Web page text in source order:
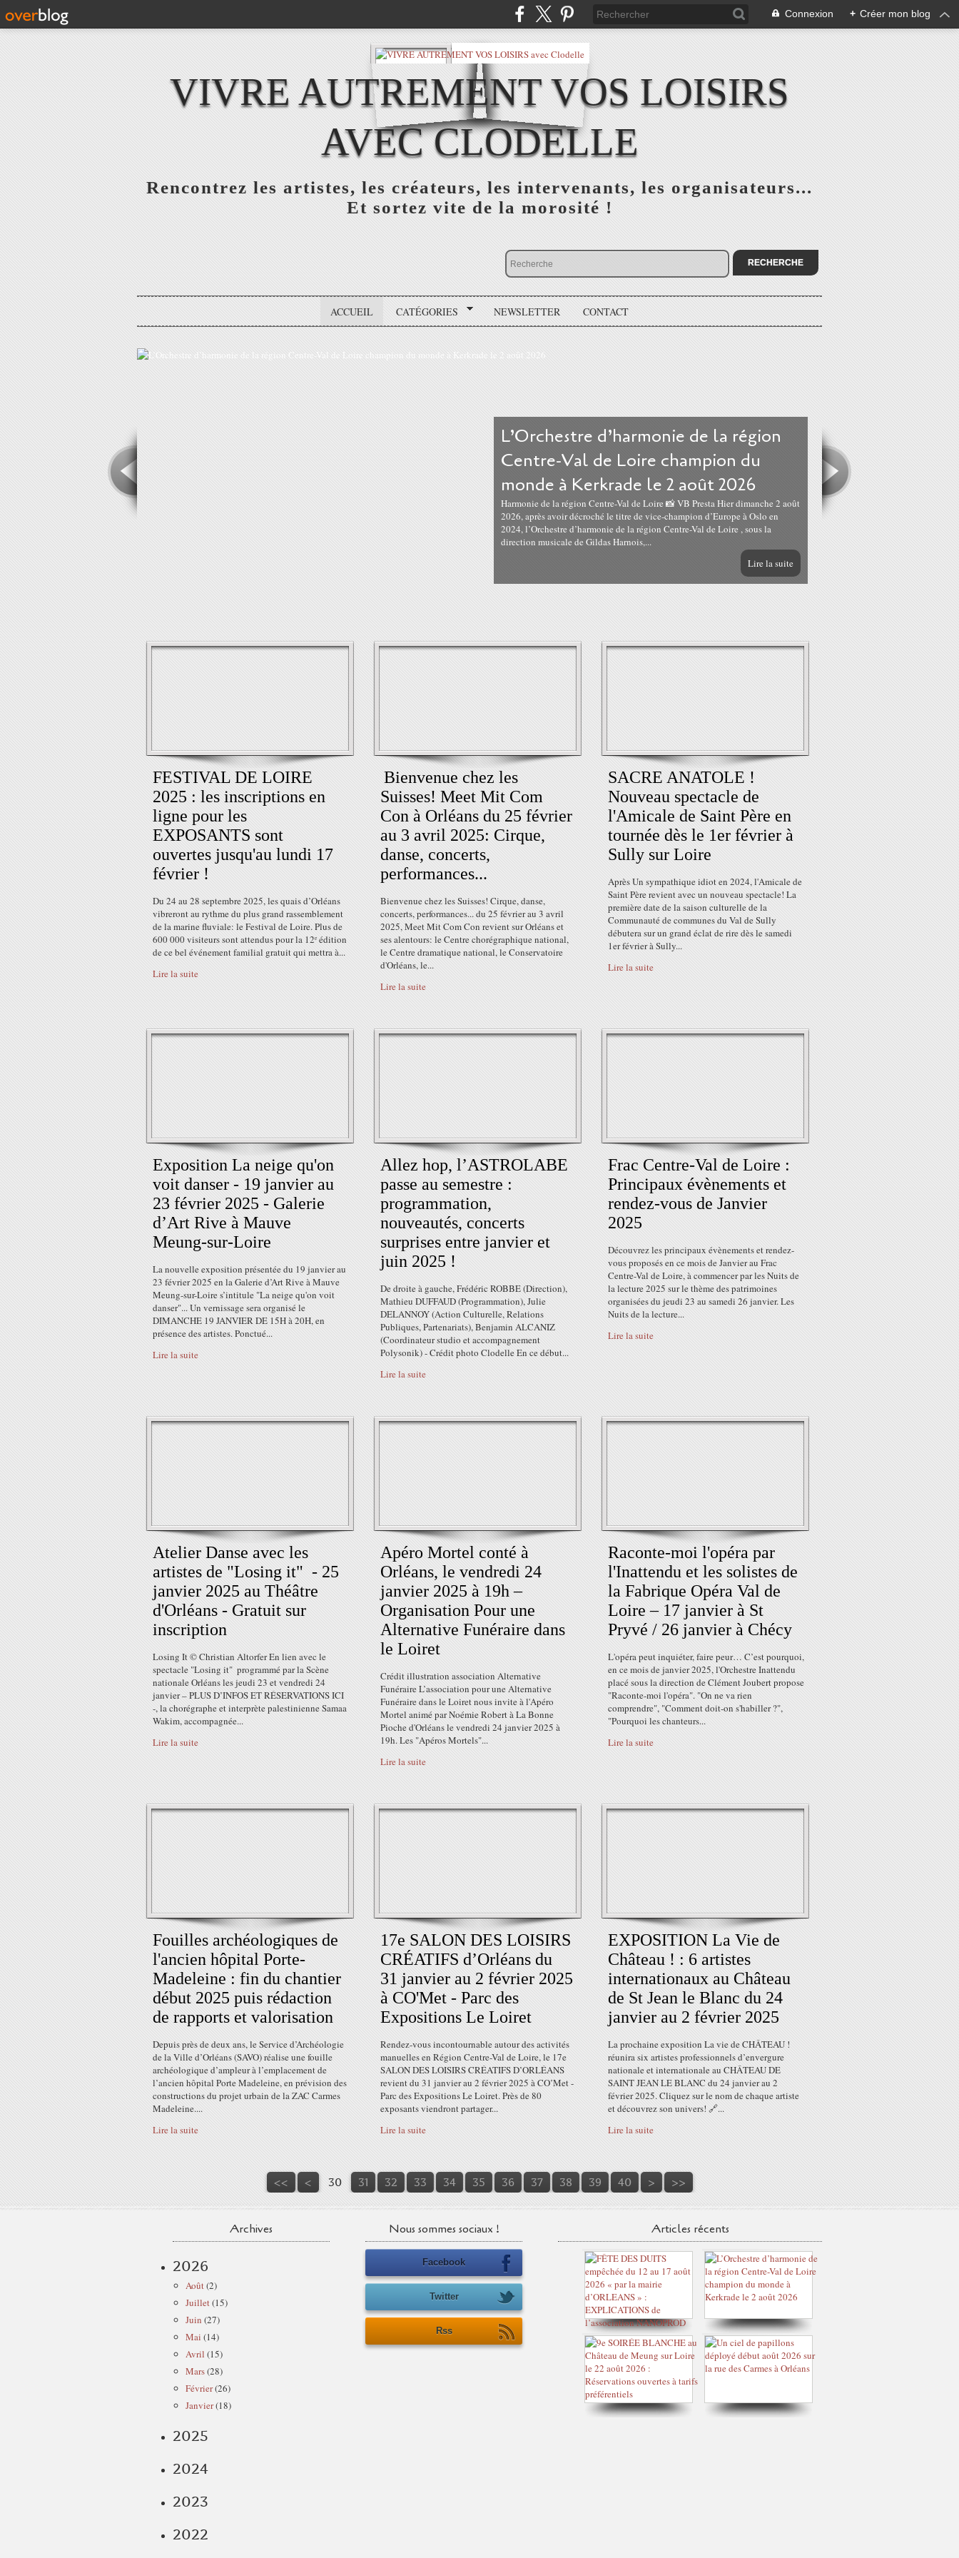
Connexion + Créer mon blog
VIVRE AUTREMENT VOS LOISIRS
AVEC CLODELLE
Rencontrez les artistes, les créateurs, les intervenants, les organisateurs...
Et sortez vite de la morosité !
ACCUEIL CATÉGORIES NEWSLETTER CONTACT
L’Orchestre d’harmonie de la région
Centre-Val de Loire champion du
monde à Kerkrade le 2 août 2026
Harmonie de la région Centre-Val de Loire 📸 VB Presta Hier dimanche 2 août
2026, après avoir décroché le titre de vice-champion d’Europe à Oslo en
2024, l’Orchestre d’harmonie de la région Centre-Val de Loire , sous la
direction musicale de Gildas Harnois,...
Lire la suite
FESTIVAL DE LOIRE
2025 : les inscriptions en
ligne pour les
EXPOSANTS sont
ouvertes jusqu'au lundi 17
février !
Du 24 au 28 septembre 2025, les quais d’Orléans
vibreront au rythme du plus grand rassemblement
de la marine fluviale: le Festival de Loire. Plus de
600 000 visiteurs sont attendus pour la 12ᵉ édition
de ce bel événement familial gratuit qui mettra à...
Lire la suite
Bienvenue chez les
Suisses! Meet Mit Com
Con à Orléans du 25 février
au 3 avril 2025: Cirque,
danse, concerts,
performances...
Bienvenue chez les Suisses! Cirque, danse,
concerts, performances... du 25 février au 3 avril
2025, Meet Mit Com Con revient sur Orléans et
ses alentours: le Centre chorégraphique national,
le Centre dramatique national, le Conservatoire
d'Orléans, le...
Lire la suite
SACRE ANATOLE !
Nouveau spectacle de
l'Amicale de Saint Père en
tournée dès le 1er février à
Sully sur Loire
Après Un sympathique idiot en 2024, l'Amicale de
Saint Père revient avec un nouveau spectacle! La
première date de la saison culturelle de la
Communauté de communes du Val de Sully
débutera sur un grand éclat de rire dès le samedi
1er février à Sully...
Lire la suite
Exposition La neige qu'on
voit danser - 19 janvier au
23 février 2025 - Galerie
d’Art Rive à Mauve
Meung-sur-Loire
La nouvelle exposition présentée du 19 janvier au
23 février 2025 en la Galerie d’Art Rive à Mauve
Meung-sur-Loire s’intitule "La neige qu'on voit
danser"... Un vernissage sera organisé le
DIMANCHE 19 JANVIER DE 15H à 20H, en
présence des artistes. Ponctué...
Lire la suite
Allez hop, l’ASTROLABE
passe au semestre :
programmation,
nouveautés, concerts
surprises entre janvier et
juin 2025 !
De droite à gauche, Frédéric ROBBE (Direction),
Mathieu DUFFAUD (Programmation), Julie
DELANNOY (Action Culturelle, Relations
Publiques, Partenariats), Benjamin ALCANIZ
(Coordinateur studio et accompagnement
Polysonik) - Crédit photo Clodelle En ce début...
Lire la suite
Frac Centre-Val de Loire :
Principaux évènements et
rendez-vous de Janvier
2025
Découvrez les principaux évènements et rendez-
vous proposés en ce mois de Janvier au Frac
Centre-Val de Loire, à commencer par les Nuits de
la lecture 2025 sur le thème des patrimoines
organisées du jeudi 23 au samedi 26 janvier. Les
Nuits de la lecture...
Lire la suite
Atelier Danse avec les
artistes de "Losing it"͏‌ ͏‌ ͏‌- 25
janvier 2025 au Théâtre
d'Orléans - Gratuit sur
inscription
Losing It © Christian Altorfer En lien avec le
spectacle "Losing it" ͏ programmé par la Scène
nationale Orléans les jeudi 23 et vendredi 24
janvier – PLUS D’INFOS ET RÉSERVATIONS ICI
-, la chorégraphe et interprète palestinienne Samaa
Wakim, accompagnée...
Lire la suite
Apéro Mortel conté à
Orléans, le vendredi 24
janvier 2025 à 19h –
Organisation Pour une
Alternative Funéraire dans
le Loiret
Crédit illustration association Alternative
Funéraire L’association pour une Alternative
Funéraire dans le Loiret nous invite à l'Apéro
Mortel animé par Noémie Robert à La Bonne
Pioche d'Orléans le vendredi 24 janvier 2025 à
19h. Les "Apéros Mortels"...
Lire la suite
Raconte-moi l'opéra par
l'Inattendu et les solistes de
la Fabrique Opéra Val de
Loire – 17 janvier à St
Pryvé / 26 janvier à Chécy
L'opéra peut inquiéter, faire peur… C’est pourquoi,
en ce mois de janvier 2025, l'Orchestre Inattendu
placé sous la direction de Clément Joubert propose
"Raconte-moi l'opéra". "On ne va rien
comprendre", "Comment doit-on s'habiller ?",
"Pourquoi les chanteurs...
Lire la suite
Fouilles archéologiques de
l'ancien hôpital Porte-
Madeleine : fin du chantier
début 2025 puis rédaction
de rapports et valorisation
Depuis près de deux ans, le Service d’Archéologie
de la Ville d’Orléans (SAVO) réalise une fouille
archéologique d’ampleur à l’emplacement de
l’ancien hôpital Porte Madeleine, en prévision des
constructions du projet urbain de la ZAC Carmes
Madeleine....
Lire la suite
17e SALON DES LOISIRS
CRÉATIFS d’Orléans du
31 janvier au 2 février 2025
à CO'Met - Parc des
Expositions Le Loiret
Rendez-vous incontournable autour des activités
manuelles en Région Centre-Val de Loire, le 17e
SALON DES LOISIRS CRÉATIFS D’ORLÉANS
revient du 31 janvier au 2 février 2025 à CO’Met -
Parc des Expositions Le Loiret. Près de 80
exposants viendront partager...
Lire la suite
EXPOSITION La Vie de
Château ! : 6 artistes
internationaux au Château
de St Jean le Blanc du 24
janvier au 2 février 2025
La prochaine exposition La vie de CHÂTEAU !
réunira six artistes professionnels d’envergure
nationale et internationale au CHÂTEAU DE
SAINT JEAN LE BLANC du 24 janvier au 2
février 2025. Cliquez sur le nom de chaque artiste
et découvrez son univers! 🔗...
Lire la suite
<< < 10
20
30 31 32 33 34 35 36 37 38 39 40 50
60
70
80
90
100
200
300
400
500
600
700
800
> >>
Archives
2026
Août(2)
Juillet(15)
Juin (27)
Mai (14)
Avril (15)
Mars(28)
Février(26)
Janvier(18)
2025
2024
2023
2022
Nous sommes sociaux !
Facebook
Twitter
Rss
Articles récents